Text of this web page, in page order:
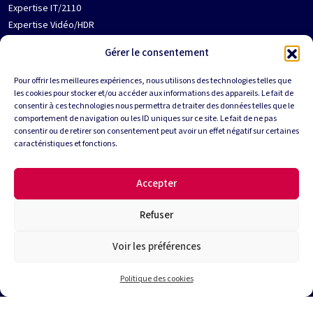
Gérer le consentement
Pour offrir les meilleures expériences, nous utilisons des technologies telles que
les cookies pour stocker et/ou accéder aux informations des appareils. Le fait de
consentir à ces technologies nous permettra de traiter des données telles que le
comportement de navigation ou les ID uniques sur ce site. Le fait de ne pas
consentir ou de retirer son consentement peut avoir un effet négatif sur certaines
caractéristiques et fonctions.
Accepter
Refuser
Voir les préférences
Politique des cookies
Expertise IT/2110
Expertise Vidéo/HDR
Qui est Media180 ?
Partenaires Suivez-nous
Mentions légales
RGPD